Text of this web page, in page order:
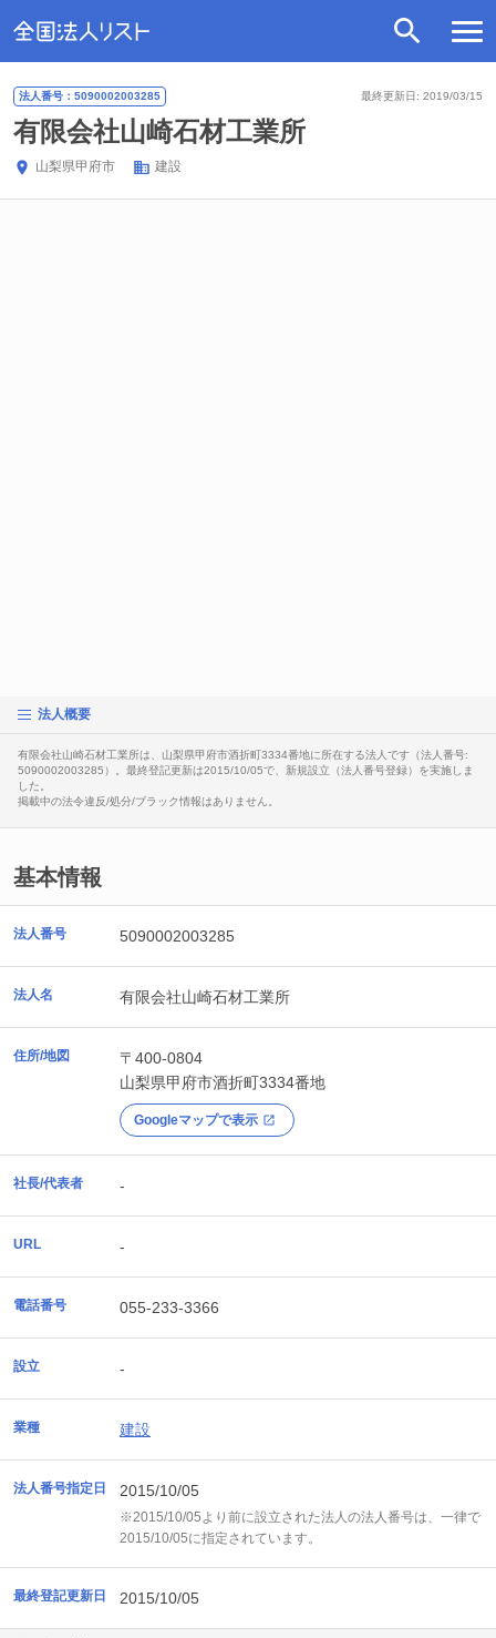
最終更新日: 2019/03/15
法人番号：5090002003285
有限会社山崎石材工業所
山梨県甲府市 建設
法人概要
有限会社山崎石材工業所は、山梨県甲府市酒折町3334番地に所在する法人です（法人番号:
5090002003285）。最終登記更新は2015/10/05で、新規設立（法人番号登録）を実施しま
した。
掲載中の法令違反/処分/ブラック情報はありません。
基本情報
法人番号 5090002003285
法人名 有限会社山崎石材工業所
住所/地図
〒400-0804
山梨県甲府市酒折町3334番地
Googleマップで表示
社長/代表者 -
URL -
電話番号 055-233-3366
設立 -
業種 建設
法人番号指定日 2015/10/05
※2015/10/05より前に設立された法人の法人番号は、一律で
2015/10/05に指定されています。
最終登記更新日 2015/10/05